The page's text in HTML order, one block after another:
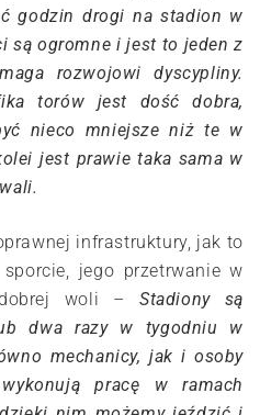
godzin drogi na stadion w
są ogromne i jest to jeden z
rozwojowi dyscypliny.
torów jest dość dobra,
nieco mniejsze niż te w
jest prawie taka sama w
infrastruktury, jak to
jego przetrwanie w
woli – Stadiony są
dwa razy w tygodniu w
mechanicy, jak i osoby
pracę w ramach